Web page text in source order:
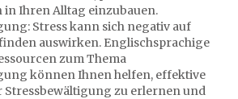
Ihren Alltag einzubauen.
Stress kann sich negativ auf
auswirken. Englischsprachige
zum Thema
können Ihnen helfen, effektive
Stressbewältigung zu erlernen und